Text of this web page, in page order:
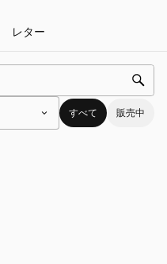
レター
すべて 販売中